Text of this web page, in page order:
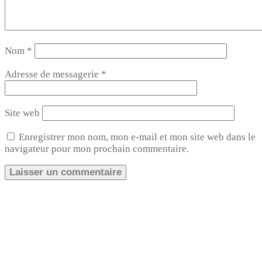
Nom *
Adresse de messagerie *
Site web
Enregistrer mon nom, mon e-mail et mon site web dans le
navigateur pour mon prochain commentaire.